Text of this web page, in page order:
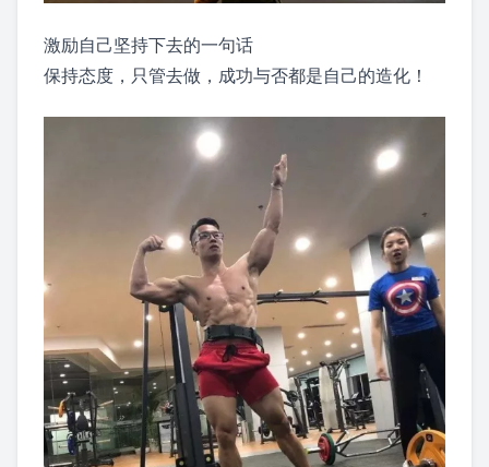
激励自己坚持下去的一句话
保持态度，只管去做，成功与否都是自己的造化！